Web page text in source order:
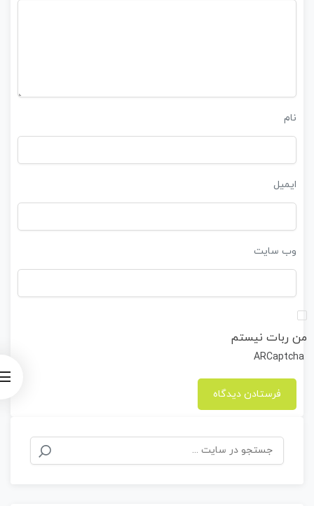
نام
ایمیل
وب‌ سایت
من ربات نیستم
ARCaptcha
جستجو
برای: